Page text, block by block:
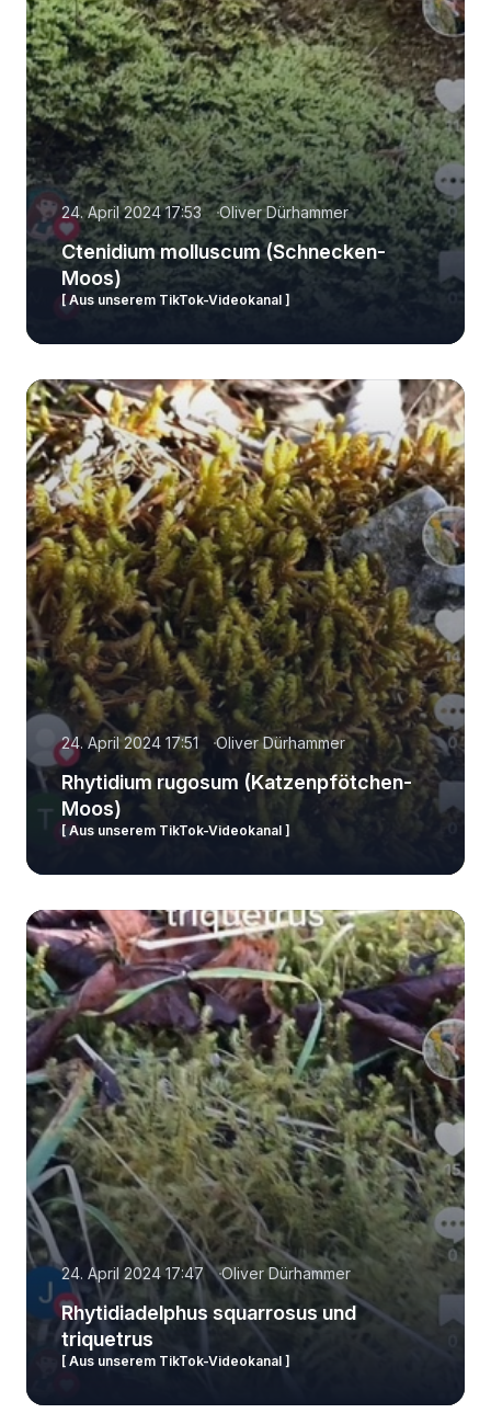
24. April 2024 17:53 Oliver Dürhammer
Ctenidium molluscum (Schnecken-
Moos)
[ Aus unserem TikTok-Videokanal ]
24. April 2024 17:51 Oliver Dürhammer
Rhytidium rugosum (Katzenpfötchen-
Moos)
[ Aus unserem TikTok-Videokanal ]
24. April 2024 17:47 Oliver Dürhammer
Rhytidiadelphus squarrosus und
triquetrus
[ Aus unserem TikTok-Videokanal ]